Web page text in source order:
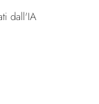
dall'IA